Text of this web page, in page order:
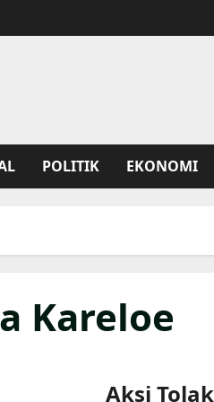
POLITIK EKONOMI
Kareloe
Aksi